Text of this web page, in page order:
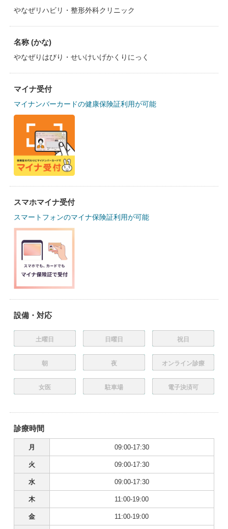
やなぜリハビリ・整形外科クリニック
名称 (かな)
やなぜりはびり・せいけいげかくりにっく
マイナ受付
マイナンバーカードの健康保険証利用が可能
スマホマイナ受付
スマートフォンのマイナ保険証利用が可能
設備・対応
土曜日 日曜日 祝日
朝 夜 オンライン診療
女医 駐車場 電子決済可
診療時間
月 09:00-17:30
火 09:00-17:30
水 09:00-17:30
木 11:00-19:00
金 11:00-19:00